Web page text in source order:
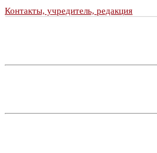
Контакты, учредитель, редакция